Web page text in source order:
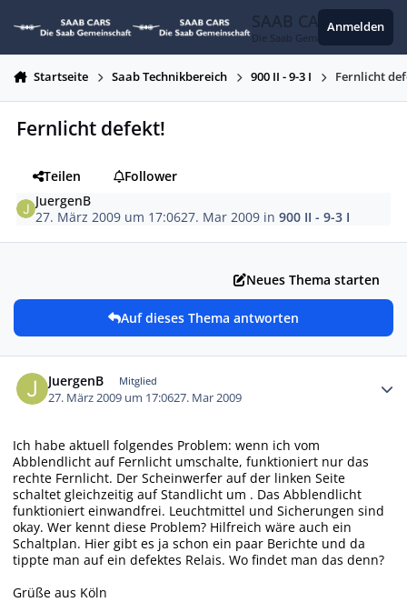
SAAB CARS
Die Saab Gemeinschaft
Anmelden
Startseite Saab Technikbereich 900 II - 9-3 I Fernlicht
Fernlicht defekt!
Teilen
Follower
JuergenB
27. März 2009 um 17:0627. Mar 2009 in900 II - 9-3 I
Neues Thema starten
Auf dieses Thema antworten
JuergenB Mitglied
27. März 2009 um 17:0627. Mar 2009
Ich habe aktuell folgendes Problem: wenn ich vom
Abblendlicht auf Fernlicht umschalte, funktioniert nur das
rechte Fernlicht. Der Scheinwerfer auf der linken Seite
schaltet gleichzeitig auf Standlicht um . Das Abblendlicht
funktioniert einwandfrei. Leuchtmittel und Sicherungen sind
okay. Wer kennt diese Problem? Hilfreich wäre auch ein
Schaltplan. Hier gibt es ja schon ein paar Berichte und da
tippte man auf ein defektes Relais. Wo findet man das denn?
Grüße aus Köln